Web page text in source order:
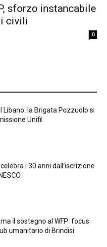
sforzo instancabile
civili
0
Libano: la Brigata Pozzuolo si
Unifil
i 30 anni dall’iscrizione
il sostegno al WFP: focus
umanitario di Brindisi